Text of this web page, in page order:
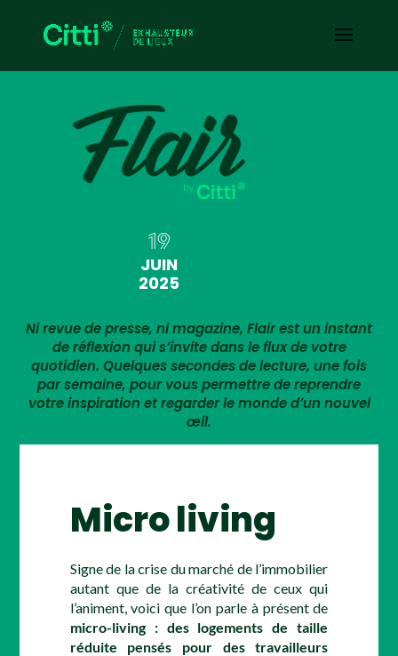
19
JUIN
2025
Ni revue de presse, ni magazine, Flair est un instant
de réflexion qui s’invite dans le flux de votre
quotidien. Quelques secondes de lecture, une fois
par semaine, pour vous permettre de reprendre
votre inspiration et regarder le monde d’un nouvel
œil.
Micro living
Signe de la crise du marché de l’immobilier
autant que de la créativité de ceux qui
l’animent, voici que l’on parle à présent de
micro-living : des logements de taille
réduite pensés pour des travailleurs